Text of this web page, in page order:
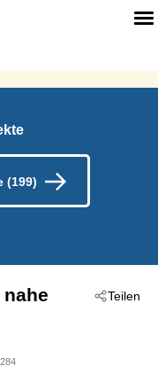
(199)
Teilen